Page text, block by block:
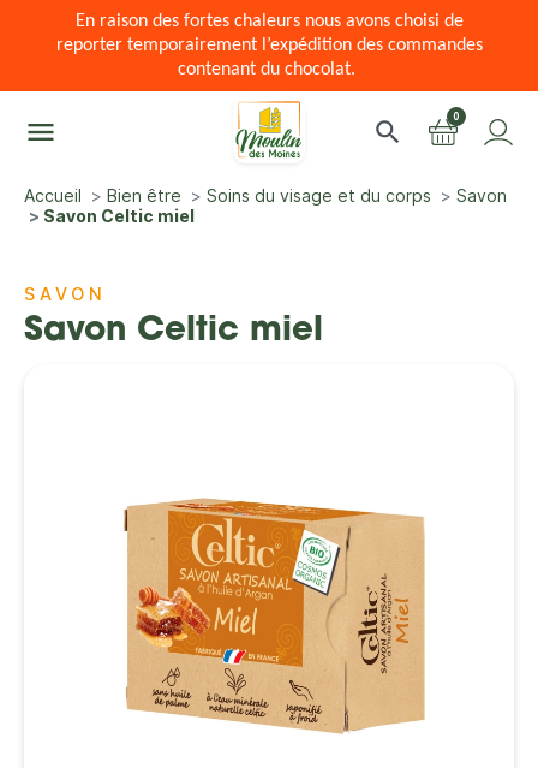
En raison des fortes chaleurs nous avons choisi de
reporter temporairement l’expédition des commandes
contenant du chocolat.
menu search 0
Accueil Bien être Soins du visage et du corps
Savon
Savon Celtic miel
SAVON
Savon Celtic miel